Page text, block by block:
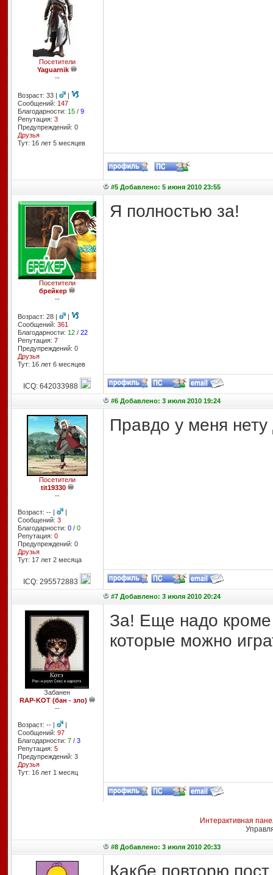
Посетители
Yaguarnik
--
Возраст: 33 |
|
Сообщений: 147
Благодарности: 15/ 9
Репутация: 3
Предупреждений: 0
Друзья
Тут: 16 лет 5 месяцев
#5 Добавлено: 5 июня 2010 23:55
Посетители
брейкер
--
Возраст: 28 |
|
Сообщений: 361
Благодарности: 12/ 22
Репутация: 7
Предупреждений: 0
Друзья
Тут: 16 лет 6 месяцев
Я полностью за!
ICQ: 642033988
#6 Добавлено: 3 июля 2010 19:24
Посетители
tit19330
--
Возраст: -- |
|
Сообщений: 3
Благодарности: 0/ 0
Репутация: 0
Предупреждений: 0
Друзья
Тут: 17 лет 2 месяцa
Правдо у меня
ICQ: 295572883
#7 Добавлено: 3 июля 2010 20:24
Забанен
RAP-KOT (бан - зло)
--
Возраст: -- |
|
Сообщений: 97
Благодарности: 7/ 3
Репутация: 5
Предупреждений: 3
Друзья
Тут: 16 лет 1 месяц
За! Еще надо
которые можно
Интерактивная
#8 Добавлено: 3 июля 2010 20:33
Какбе повторю